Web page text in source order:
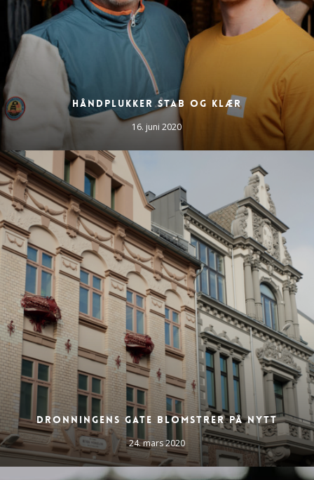
Håndplukker stab og klær
16. juni 2020
Dronningens gate blomstrer på nytt
24. mars 2020